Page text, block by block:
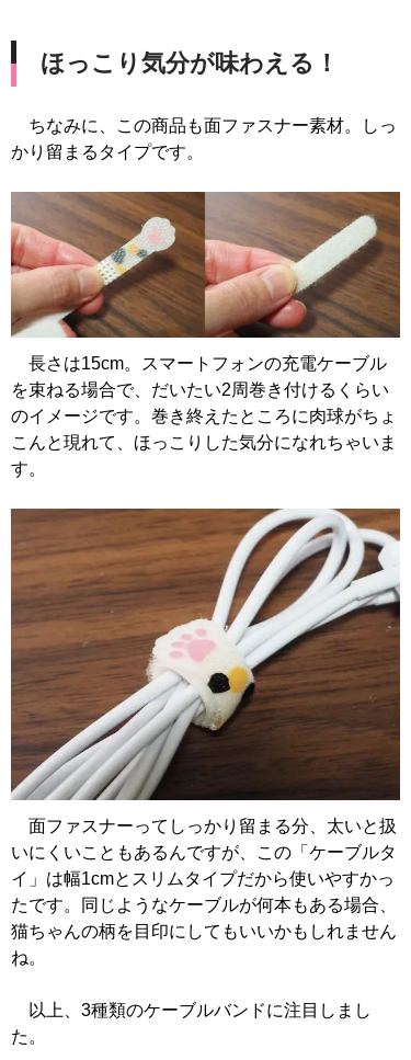
ほっこり気分が味わえる！
ちなみに、この商品も面ファスナー素材。しっ
かり留まるタイプです。
長さは15cm。スマートフォンの充電ケーブル
を束ねる場合で、だいたい2周巻き付けるくらい
のイメージです。巻き終えたところに肉球がちょ
こんと現れて、ほっこりした気分になれちゃいま
す。
面ファスナーってしっかり留まる分、太いと扱
いにくいこともあるんですが、この「ケーブルタ
イ」は幅1cmとスリムタイプだから使いやすかっ
たです。同じようなケーブルが何本もある場合、
猫ちゃんの柄を目印にしてもいいかもしれません
ね。
以上、3種類のケーブルバンドに注目しまし
た。